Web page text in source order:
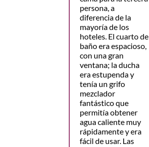
persona, a
diferencia de la
mayoría de los
hoteles. El cuarto de
baño era espacioso,
con una gran
ventana; la ducha
era estupenda y
tenía un grifo
mezclador
fantástico que
permitía obtener
agua caliente muy
rápidamente y era
fácil de usar. Las